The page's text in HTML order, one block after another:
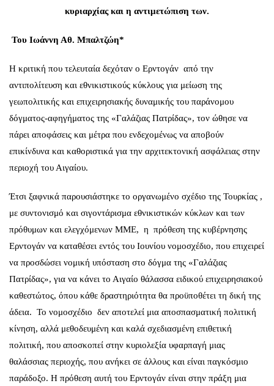
κυριαρχίας και η αντιμετώπιση των.
Του Ιωάννη Αθ. Μπαλτζώη*
Η κριτική που τελευταία δεχόταν ο Ερντογάν από την
αντιπολίτευση και εθνικιστικούς κύκλους για μείωση της
γεωπολιτικής και επιχειρησιακής δυναμικής του παράνομου
δόγματος-αφηγήματος της «Γαλάζιας Πατρίδας», τον ώθησε να
πάρει αποφάσεις και μέτρα που ενδεχομένως να αποβούν
επικίνδυνα και καθοριστικά για την αρχιτεκτονική ασφάλειας στην
περιοχή του Αιγαίου.
Έτσι ξαφνικά παρουσιάστηκε το οργανωμένο σχέδιο της Τουρκίας ,
με συντονισμό και σιγοντάρισμα εθνικιστικών κύκλων και των
πρόθυμων και ελεγχόμενων ΜΜΕ, η πρόθεση της κυβέρνησης
Ερντογάν να καταθέσει εντός του Ιουνίου νομοσχέδιο, που επιχειρεί
να προσδώσει νομική υπόσταση στο δόγμα της «Γαλάζιας
Πατρίδας», για να κάνει το Αιγαίο θάλασσα ειδικού επιχειρησιακού
καθεστώτος, όπου κάθε δραστηριότητα θα προϋποθέτει τη δική της
άδεια. Το νομοσχέδιο δεν αποτελεί μια αποσπασματική πολιτική
κίνηση, αλλά μεθοδευμένη και καλά σχεδιασμένη επιθετική
πολιτική, που αποσκοπεί στην κυριολεξία υφαρπαγή μιας
θαλάσσιας περιοχής, που ανήκει σε άλλους και είναι παγκόσμιο
παράδοξο. Η πρόθεση αυτή του Ερντογάν είναι στην πράξη μια